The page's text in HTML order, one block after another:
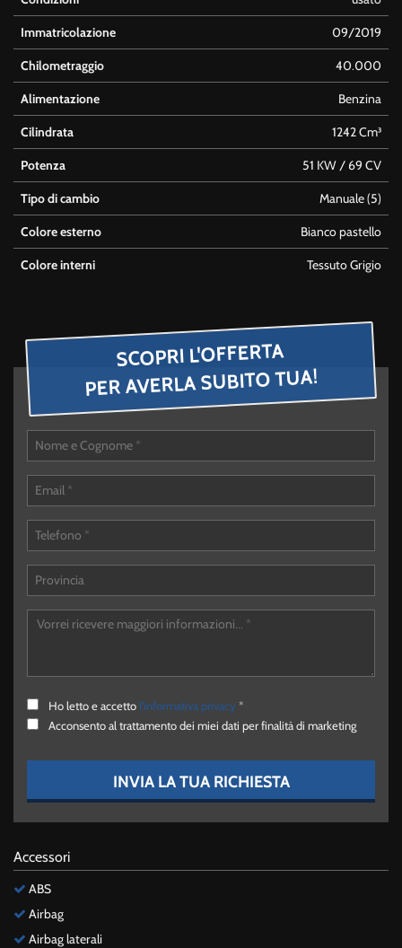
Immatricolazione 09/2019
Chilometraggio 40.000
Alimentazione Benzina
Cilindrata 1242 Cm³
Potenza 51 KW / 69 CV
Tipo di cambio Manuale (5)
Colore esterno Bianco pastello
Colore interni Tessuto Grigio
SCOPRI L'OFFERTA
PER AVERLA SUBITO TUA!
Ho letto e accetto l'informativa privacy *
Acconsento al trattamento dei miei dati per finalità di marketing
INVIA LA TUA RICHIESTA
Accessori
ABS
Airbag
Airbag laterali